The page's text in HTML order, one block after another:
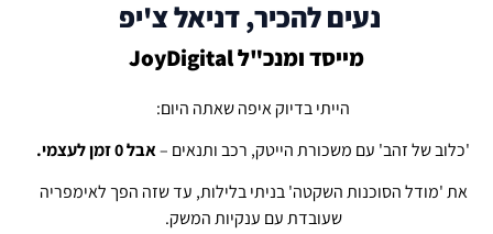
נעים להכיר, דניאל צ'יפ
מייסד ומנכ"ל JoyDigital
הייתי בדיוק איפה שאתה היום:
'כלוב של זהב' עם משכורת הייטק, רכב ותנאים –אבל 0 זמן לעצמי.
את 'מודל הסוכנות השקטה' בניתי בלילות, עד שזה הפך לאימפריה
שעובדת עם ענקיות המשק.